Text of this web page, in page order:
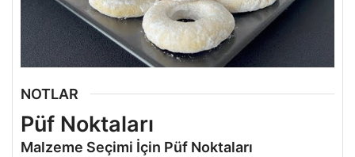
NOTLAR
Püf Noktaları
Malzeme Seçimi İçin Püf Noktaları